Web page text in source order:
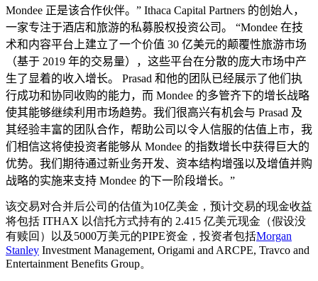
Mondee 正是该合作伙伴。” Ithaca Capital Partners 的创始人，
一家专注于酒店和旅游的私募股权投资公司。 “Mondee 在技
术和内容平台上建立了一个价值 30 亿美元的颠覆性旅游市场
（基于 2019 年的交易量），这些平台在分散的庞大市场中产
生了显着的收入增长。 Prasad 和他的团队已经展示了他们执
行成功和协同收购的能力，而 Mondee 的多管齐下的增长战略
使其能够继续利用市场趋势。我们很高兴有机会与 Prasad 及
其经验丰富的团队合作，帮助公司以令人信服的估值上市，我
们相信这将使投资者能够从 Mondee 的指数增长中获得巨大的
优势。我们期待通过新业务开发、资本结构增强以及增值并购
战略的实施来支持 Mondee 的下一阶段增长。”
该交易对合并后公司的估值为10亿美金，预计交易的现金收益
将包括 ITHAX 以信托方式持有的 2.415 亿美元现金（假设没
有赎回）以及5000万美元的PIPE资金，投资者包括Morgan
Stanley Investment Management, Origami and ARCPE, Travco and
Entertainment Benefits Group。